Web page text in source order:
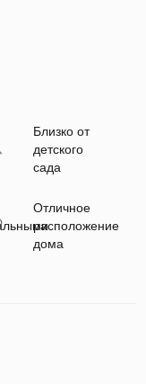
Близко от
детского
сада
Отличное
расположение
дома